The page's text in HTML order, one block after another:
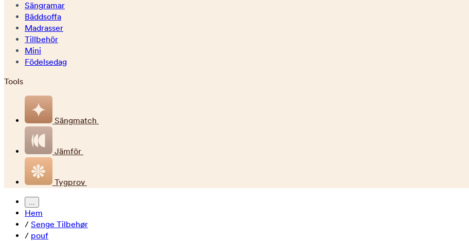
Sängramar
Bäddsoffa
Madrasser
Tillbehör
Mini
Födelsedag
Tools
Sängmatch
Jämför
Tygprov
...
Hem
/ Senge Tilbehør
/ pouf